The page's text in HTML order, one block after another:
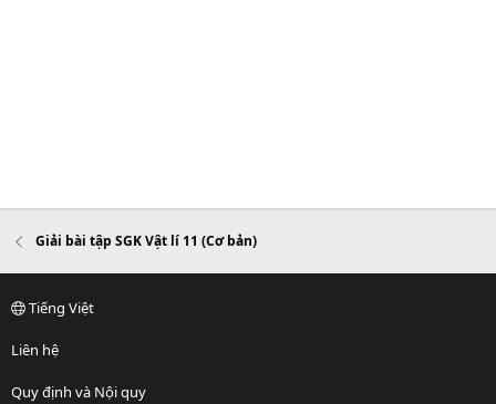
Giải bài tập SGK Vật lí 11 (Cơ bản)
Tiếng Việt
Liên hệ
Quy định và Nội quy